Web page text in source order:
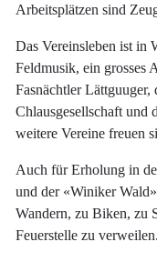
Arbeitsplätzen sind
Das Vereinsleben ist in
Feldmusik, ein grosses
Fasnächtler
Chlausgesellschaft und
weitere Vereine freuen
Auch für Erholung in
und der «Winiker
Wandern, zu Biken, zu
Feuerstelle zu verweilen.